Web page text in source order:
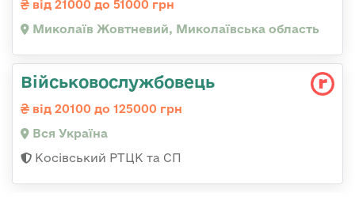
від 21000 до 51000 грн
Миколаїв Жовтневий, Миколаївська область
Військовослужбовець
від 20100 до 125000 грн
Вся Україна
Косівський РТЦК та СП